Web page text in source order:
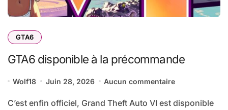
GTA6
GTA6 disponible à la précommande
Wolf18 Juin 28, 2026 Aucun commentaire
C’est enfin officiel, Grand Theft Auto VI est disponible